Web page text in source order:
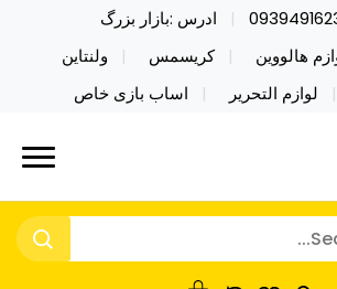
ادرس :بازار بزرگ
هالووین کریسمس
ولنتاین
لوازم التحریر اساب بازی خاص
عمده لوازم هالووین
کریسمس اکسسوری
فیجت اسباب بازی تراول ماگ نایکر
هالووین ولن تاین کادویی
ماسک در واردات مستقیم